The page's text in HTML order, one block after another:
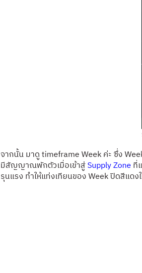
จากนั้น มาดู timeframe Week ค่ะ ซึ่ง
มีสัญญาณพักตัวเมื่อเข้าสู่Supply Zone ที่
รุนแรง ทำให้แท่งเทียนของ Week ปิดสีแดง